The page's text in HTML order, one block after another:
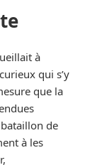
à
qui s’y
que la
de
à les